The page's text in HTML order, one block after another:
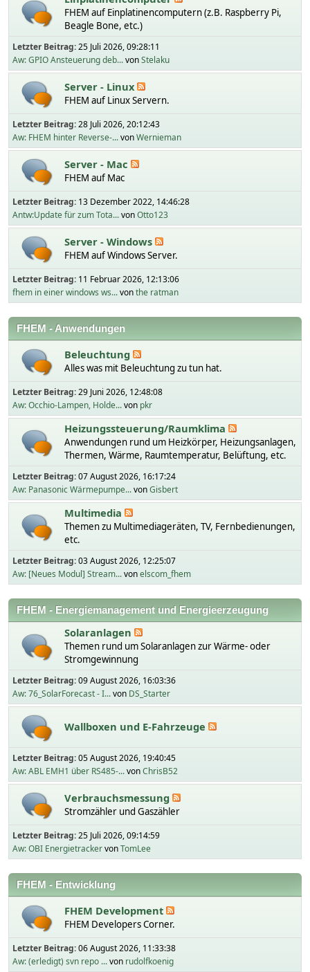
FHEM auf Einplatinencomputern (z.B. Raspberry Pi,
Beagle Bone, etc.)
Letzter Beitrag:25 Juli 2026, 09:28:11
Aw: GPIO Ansteuerung deb...vonStelaku
Server - Linux
FHEM auf Linux Servern.
Letzter Beitrag:28 Juli 2026, 20:12:43
Aw: FHEM hinter Reverse-...vonWernieman
Server - Mac
FHEM auf Mac
Letzter Beitrag: 13 Dezember 2022, 14:46:28
Antw:Update für zum Tota...vonOtto123
Server - Windows
FHEM auf Windows Server.
Letzter Beitrag: 11 Februar 2026, 12:13:06
fhem in einer windows ws...vonthe ratman
FHEM - Anwendungen
Beleuchtung
Alles was mit Beleuchtung zu tun hat.
Letzter Beitrag:29 Juni 2026, 12:48:08
Aw: Occhio-Lampen, Holde...von pkr
Heizungssteuerung/Raumklima
Anwendungen rund um Heizkörper, Heizungsanlagen,
Thermen, Wärme, Raumtemperatur, Belüftung, etc.
Letzter Beitrag:07 August 2026, 16:17:24
Aw: Panasonic Wärmepumpe...vonGisbert
Multimedia
Themen zu Multimediageräten, TV, Fernbedienungen,
etc.
Letzter Beitrag:03 August 2026, 12:25:07
Aw: [Neues Modul] Stream...vonelscom_fhem
FHEM - Energiemanagement und Energieerzeugung
Solaranlagen
Themen rund um Solaranlagen zur Wärme- oder
Stromgewinnung
Letzter Beitrag:09 August 2026, 16:03:36
Aw: 76_SolarForecast - I...von DS_Starter
Wallboxen und E-Fahrzeuge
Letzter Beitrag:05 August 2026, 19:40:45
Aw: ABL EMH1 über RS485-...vonChrisB52
Verbrauchsmessung
Stromzähler und Gaszähler
Letzter Beitrag:25 Juli 2026, 09:14:59
Aw: OBI EnergietrackervonTomLee
FHEM - Entwicklung
FHEM Development
FHEM Developers Corner.
Letzter Beitrag:06 August 2026, 11:33:38
Aw: (erledigt) svn repo ...von rudolfkoenig